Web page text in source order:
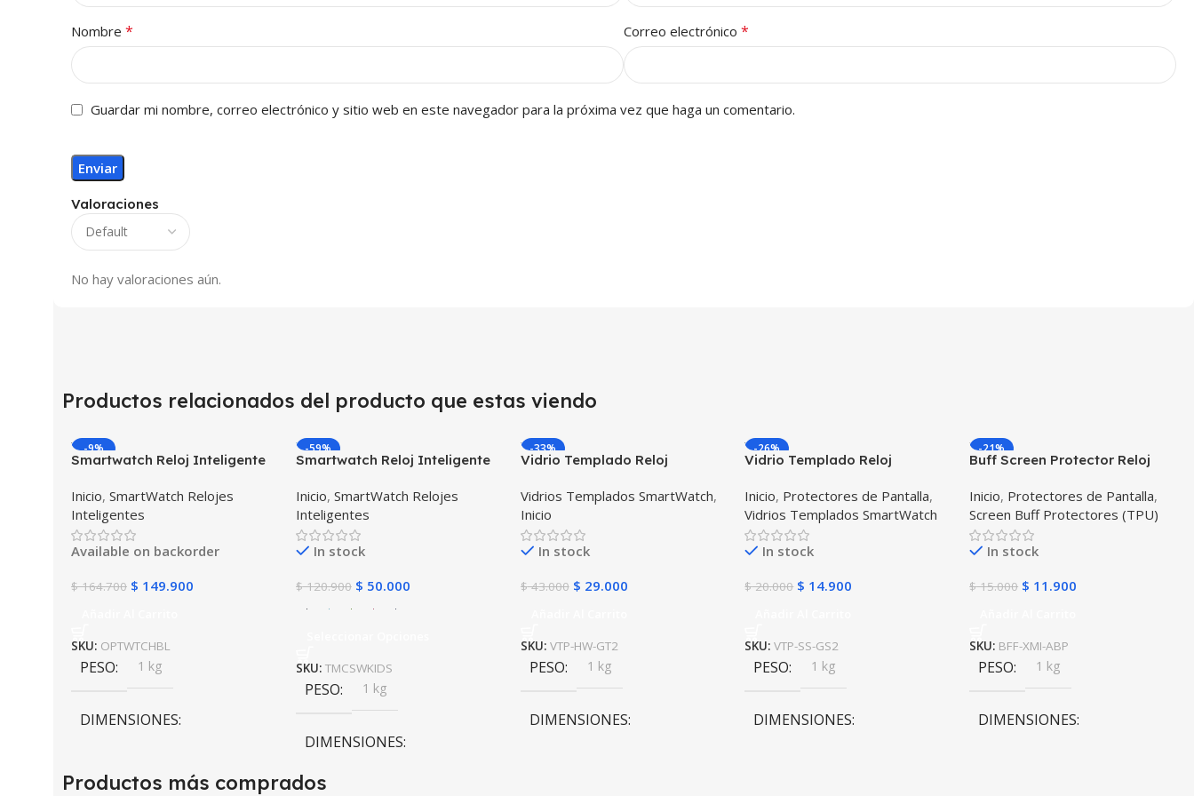
Valoraciones
No hay valoraciones aún.
Nombre * Correo electrónico *
Guardar mi nombre, correo electrónico y sitio web en este navegador para la próxima vez que haga un comentario.
Productos relacionados del producto que estas viendo
-9%
Smartwatch Reloj Inteligente
W34 Iwo 10 12) Compatible
Android y iPhone
Inicio, SmartWatch Relojes
Inteligentes
Available on backorder
$164.700 $ 149.900
SKU: OPTWTCHBL
PESO 1 kg
DIMENSIONES
-59%
Smartwatch Reloj Inteligente
SOS
Inicio, SmartWatch Relojes
Inteligentes
In stock
$120.900 $ 50.000
SKU: TMCSWKIDS
PESO 1 kg
DIMENSIONES
10 × 10 × 10 cm
-33%
Vidrio Templado Reloj
Huawei Gt2 46mm X2
Unidades
Vidrios Templados SmartWatch,
Inicio
In stock
$43.000 $ 29.000
SKU: VTP-HW-GT2
PESO 1 kg
DIMENSIONES
-26%
Vidrio Templado Reloj
Inicio, Protectores de Pantalla,
Vidrios Templados SmartWatch
In stock
$20.000 $ 14.900
SKU:VTP-SS-GS2
PESO 1 kg
DIMENSIONES
-21%
Buff Screen Protector Reloj
Inicio, Protectores de Pantalla,
Screen Buff Protectores (TPU)
In stock
$15.000 $ 11.900
SKU: BFF-XMI-ABP
PESO 1 kg
DIMENSIONES
Productos más comprados